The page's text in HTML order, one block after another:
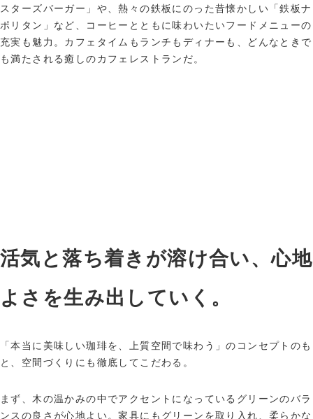
スターズバーガー」や、熱々の鉄板にのった昔懐かしい「鉄板ナ
ポリタン」など、コーヒーとともに味わいたいフードメニューの
充実も魅力。カフェタイムもランチもディナーも、どんなときで
も満たされる癒しのカフェレストランだ。
活気と落ち着きが溶け合い、心地
よさを生み出していく。
「本当に美味しい珈琲を、上質空間で味わう」のコンセプトのも
と、空間づくりにも徹底してこだわる。
まず、木の温かみの中でアクセントになっているグリーンのバラ
ンスの良さが心地よい。家具にもグリーンを取り入れ、柔らかな